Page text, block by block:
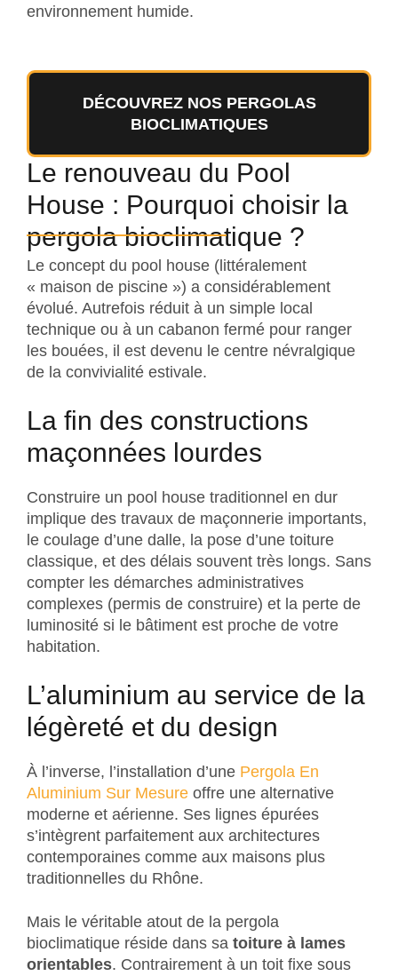
environnement humide.
DÉCOUVREZ NOS PERGOLAS
BIOCLIMATIQUES
Le renouveau du Pool
House : Pourquoi choisir la
pergola bioclimatique ?
Le concept du pool house (littéralement
« maison de piscine ») a considérablement
évolué. Autrefois réduit à un simple local
technique ou à un cabanon fermé pour ranger
les bouées, il est devenu le centre névralgique
de la convivialité estivale.
La fin des constructions
maçonnées lourdes
Construire un pool house traditionnel en dur
implique des travaux de maçonnerie importants,
le coulage d’une dalle, la pose d’une toiture
classique, et des délais souvent très longs. Sans
compter les démarches administratives
complexes (permis de construire) et la perte de
luminosité si le bâtiment est proche de votre
habitation.
L’aluminium au service de la
légèreté et du design
À l’inverse, l’installation d’une Pergola En
Aluminium Sur Mesure offre une alternative
moderne et aérienne. Ses lignes épurées
s’intègrent parfaitement aux architectures
contemporaines comme aux maisons plus
traditionnelles du Rhône.
Mais le véritable atout de la pergola
bioclimatique réside dans sa toiture à lames
orientables. Contrairement à un toit fixe sous